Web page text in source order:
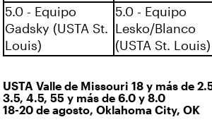
5.0 - Equipo
Gadsky (USTA St.
Louis)
5.0 - Equipo
Lesko/Blanco
(USTA St. Louis)
USTA Valle de Missouri 18 y más de
3.5, 4.5, 55 y más de 6.0 y 8.0
18-20 de agosto, Oklahoma City, OK